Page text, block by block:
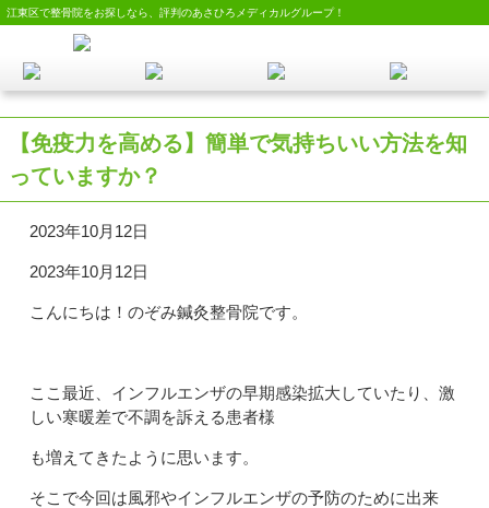
江東区で整骨院をお探しなら、評判のあさひろメディカルグループ！
【免疫力を高める】簡単で気持ちいい方法を知
っていますか？
2023年10月12日
2023年10月12日
こんにちは！のぞみ鍼灸整骨院です。
ここ最近、インフルエンザの早期感染拡大していたり、激
しい寒暖差で不調を訴える患者様
も増えてきたように思います。
そこで今回は風邪やインフルエンザの予防のために出来